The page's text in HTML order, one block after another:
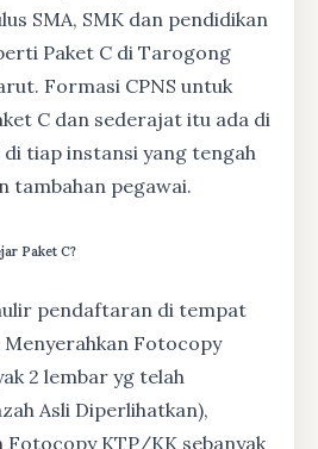
SMA, SMK dan pendidikan
Paket C di Tarogong
Formasi CPNS untuk
C dan sederajat itu ada di
di tiap instansi yang tengah
tambahan pegawai.
Paket C?
pendaftaran di tempat
Fotocopy
2 lembar yg telah
Asli Diperlihatkan),
Fotocopy KTP/KK sebanyak